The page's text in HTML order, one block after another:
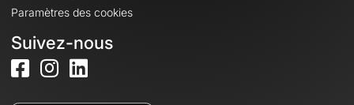
Paramètres des cookies
Suivez-nous